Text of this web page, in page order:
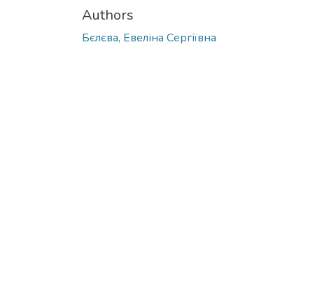
Authors
Бєлєва, Евеліна Сергіївна